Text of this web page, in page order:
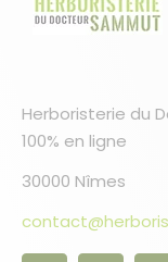
Herboristerie du
100% en ligne
30000 Nîmes